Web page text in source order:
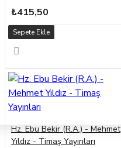
₺415,50
Sepete Ekle
Hz. Ebu Bekir (R.A.) - Mehmet
Yıldız - Timaş Yayınları